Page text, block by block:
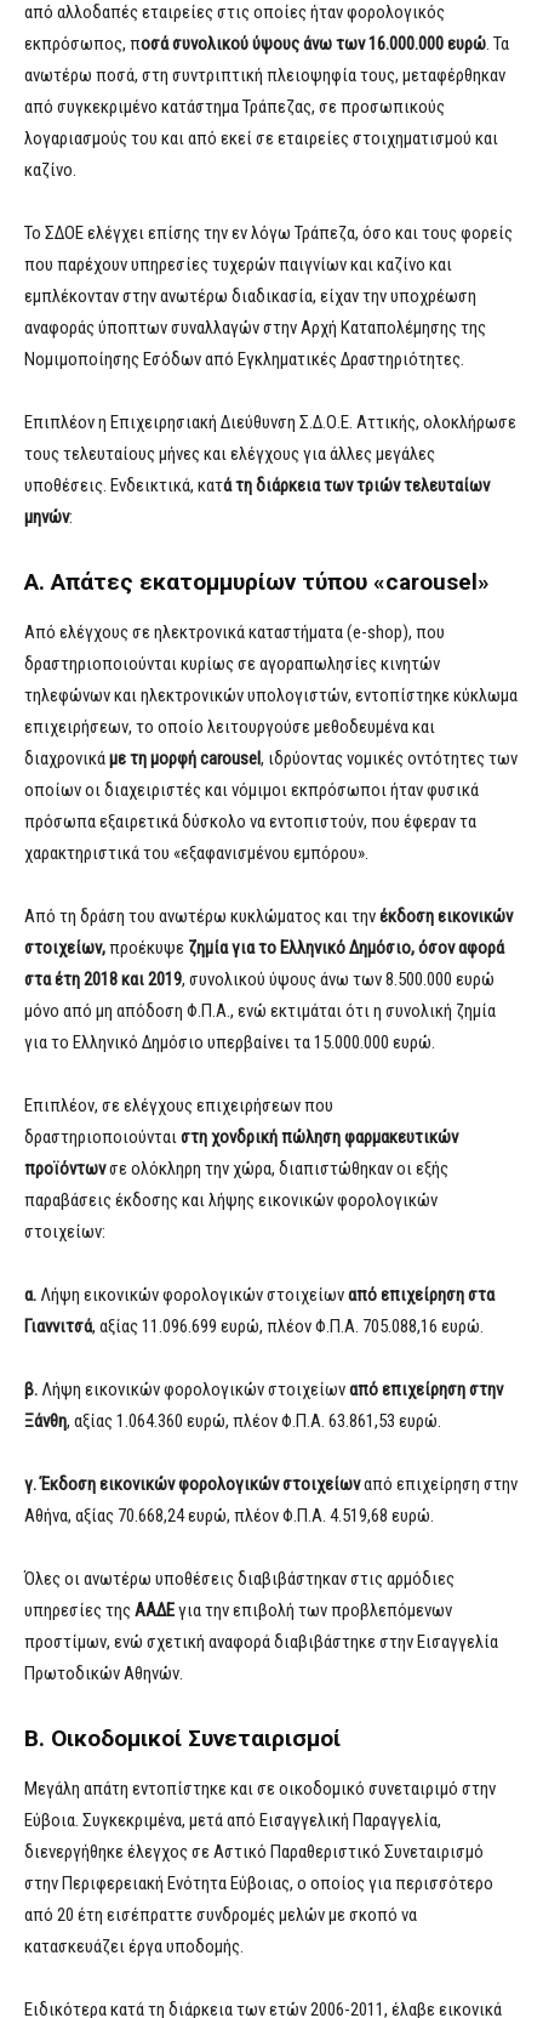
από αλλοδαπές εταιρείες στις οποίες ήταν φορολογικός
εκπρόσωπος, ποσά συνολικού ύψους άνω των 16.000.000 ευρώ. Τα
ανωτέρω ποσά, στη συντριπτική πλειοψηφία τους, μεταφέρθηκαν
από συγκεκριμένο κατάστημα Τράπεζας, σε προσωπικούς
λογαριασμούς του και από εκεί σε εταιρείες στοιχηματισμού και
καζίνο.
Το ΣΔΟΕ ελέγχει επίσης την εν λόγω Τράπεζα, όσο και τους φορείς
που παρέχουν υπηρεσίες τυχερών παιγνίων και καζίνο και
εμπλέκονταν στην ανωτέρω διαδικασία, είχαν την υποχρέωση
αναφοράς ύποπτων συναλλαγών στην Αρχή Καταπολέμησης της
Νομιμοποίησης Εσόδων από Εγκληματικές Δραστηριότητες.
Επιπλέον η Επιχειρησιακή Διεύθυνση Σ.Δ.Ο.Ε. Αττικής, ολοκλήρωσε
τους τελευταίους μήνες και ελέγχους για άλλες μεγάλες
υποθέσεις. Ενδεικτικά, κατά τη διάρκεια των τριών τελευταίων
μηνών:
Α. Απάτες εκατομμυρίων τύπου «carousel»
Από ελέγχους σε ηλεκτρονικά καταστήματα (e-shop), που
δραστηριοποιούνται κυρίως σε αγοραπωλησίες κινητών
τηλεφώνων και ηλεκτρονικών υπολογιστών, εντοπίστηκε κύκλωμα
επιχειρήσεων, το οποίο λειτουργούσε μεθοδευμένα και
διαχρονικάμε τη μορφή carousel, ιδρύοντας νομικές οντότητες των
οποίων οι διαχειριστές και νόμιμοι εκπρόσωποι ήταν φυσικά
πρόσωπα εξαιρετικά δύσκολο να εντοπιστούν, που έφεραν τα
χαρακτηριστικά του «εξαφανισμένου εμπόρου».
Από τη δράση του ανωτέρω κυκλώματος και τηνέκδοση εικονικών
στοιχείων,προέκυψε ζημία για το Ελληνικό Δημόσιο, όσον αφορά
στα έτη 2018 και 2019, συνολικού ύψους άνω των 8.500.000 ευρώ
μόνο από μη απόδοση Φ.Π.Α., ενώ εκτιμάται ότι η συνολική ζημία
για το Ελληνικό Δημόσιο υπερβαίνει τα 15.000.000 ευρώ.
Επιπλέον, σε ελέγχους επιχειρήσεων που
δραστηριοποιούνταιστη χονδρική πώληση φαρμακευτικών
προϊόντωνσε ολόκληρη την χώρα, διαπιστώθηκαν οι εξής
παραβάσεις έκδοσης και λήψης εικονικών φορολογικών
στοιχείων:
α. Λήψη εικονικών φορολογικών στοιχείωναπό επιχείρηση στα
Γιαννιτσά, αξίας 11.096.699 ευρώ, πλέον Φ.Π.Α. 705.088,16 ευρώ.
β. Λήψη εικονικών φορολογικών στοιχείωναπό επιχείρηση στην
Ξάνθη, αξίας 1.064.360 ευρώ, πλέον Φ.Π.Α. 63.861,53 ευρώ.
γ.Έκδοση εικονικών φορολογικών στοιχείωναπό επιχείρηση στην
Αθήνα, αξίας 70.668,24 ευρώ, πλέον Φ.Π.Α. 4.519,68 ευρώ.
Όλες οι ανωτέρω υποθέσεις διαβιβάστηκαν στις αρμόδιες
υπηρεσίες τηςΑΑΔΕγια την επιβολή των προβλεπόμενων
προστίμων, ενώ σχετική αναφορά διαβιβάστηκε στην Εισαγγελία
Πρωτοδικών Αθηνών.
Β. Οικοδομικοί Συνεταιρισμοί
Μεγάλη απάτη εντοπίστηκε και σε οικοδομικό συνεταιριμό στην
Εύβοια. Συγκεκριμένα, μετά από Εισαγγελική Παραγγελία,
διενεργήθηκε έλεγχος σε Αστικό Παραθεριστικό Συνεταιρισμό
στην Περιφερειακή Ενότητα Εύβοιας, ο οποίος για περισσότερο
από 20 έτη εισέπραττε συνδρομές μελών με σκοπό να
κατασκευάζει έργα υποδομής.
Ειδικότερα κατά τη διάρκεια των ετών 2006-2011, έλαβε εικονικά